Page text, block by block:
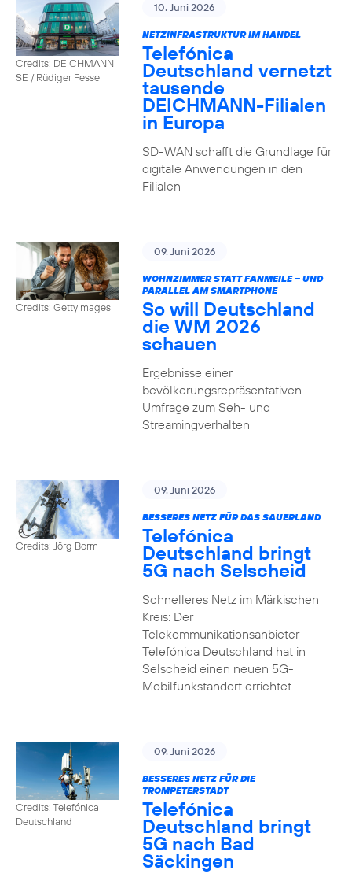
Credits: DEICHMANN
SE / Rüdiger Fessel
10. Juni 2026
NETZINFRASTRUKTUR IM HANDEL
Telefónica
Deutschland vernetzt
tausende
DEICHMANN-Filialen
in Europa
SD-WAN schafft die Grundlage für
digitale Anwendungen in den
Filialen
Credits: GettyImages
09. Juni 2026
WOHNZIMMER STATT FANMEILE – UND
PARALLEL AM SMARTPHONE
So will Deutschland
die WM 2026
schauen
Ergebnisse einer
bevölkerungsrepräsentativen
Umfrage zum Seh- und
Streamingverhalten
Credits: Jörg Borm
09. Juni 2026
BESSERES NETZ FÜR DAS SAUERLAND
Telefónica
Deutschland bringt
5G nach Selscheid
Schnelleres Netz im Märkischen
Kreis: Der
Telekommunikationsanbieter
Telefónica Deutschland hat in
Selscheid einen neuen 5G-
Mobilfunkstandort errichtet
Credits: Telefónica
Deutschland
09. Juni 2026
BESSERES NETZ FÜR DIE
TROMPETERSTADT
Telefónica
Deutschland bringt
5G nach Bad
Säckingen